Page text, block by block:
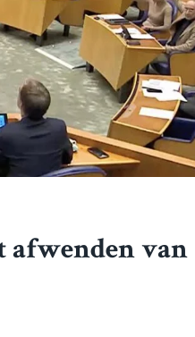
afwenden van